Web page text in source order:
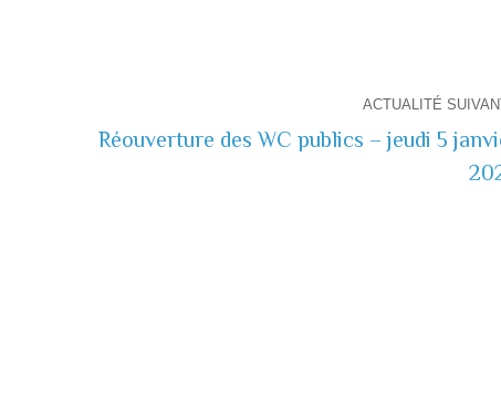
ACTUALITÉ
Réouverture des WC publics – jeudi 5